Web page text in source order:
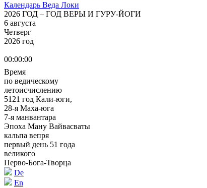
Календарь Веда Локи
2026 ГОД – ГОД ВЕРЫ И ГУРУ-ЙОГИ
6 августа
Четверг
2026 год
00:00:00
Время
по ведическому
летоисчислению
5121 год Кали-юги,
28-я Маха-юга
7-я манвантара
Эпоха Ману Вайвасваты
кальпа вепря
первый день 51 года
великого
Перво-Бога-Творца
De
En